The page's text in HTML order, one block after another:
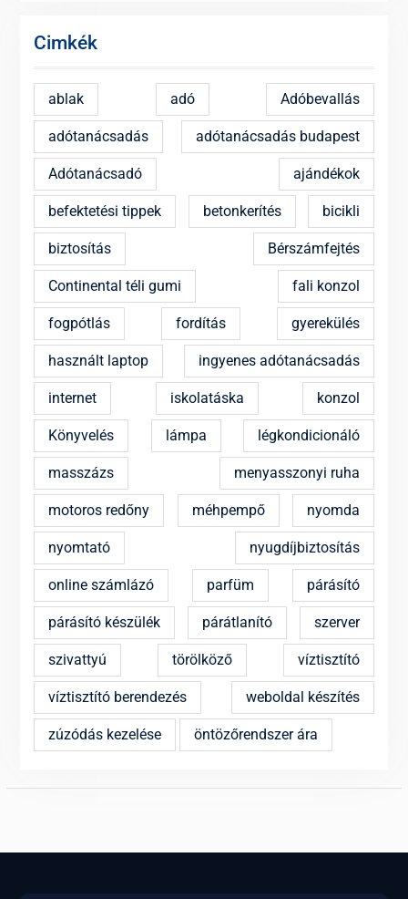
Cimkék
ablak adó Adóbevallás
adótanácsadás adótanácsadás budapest
Adótanácsadó ajándékok
befektetési tippek betonkerítés bicikli
biztosítás Bérszámfejtés
Continental téli gumi fali konzol
fogpótlás fordítás gyerekülés
használt laptop ingyenes adótanácsadás
internet iskolatáska konzol
Könyvelés lámpa légkondicionáló
masszázs menyasszonyi ruha
motoros redőny méhpempő nyomda
nyomtató nyugdíjbiztosítás
online számlázó parfüm párásító
párásító készülék párátlanító szerver
szivattyú törölköző víztisztító
víztisztító berendezés weboldal készítés
zúzódás kezelése öntözőrendszer ára